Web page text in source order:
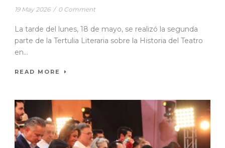
19 May 2026 / 0 Comment
La tarde del lunes, 18 de mayo, se realizó la segunda
parte de la Tertulia Literaria sobre la Historia del Teatro
en...
READ MORE